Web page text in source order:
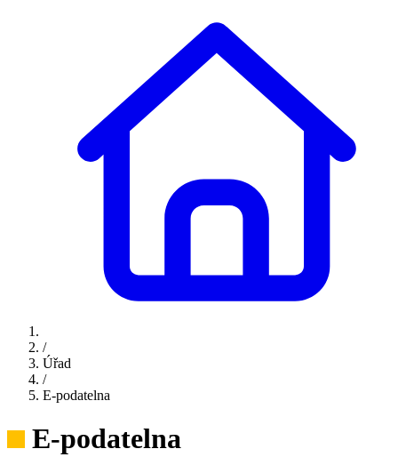
/
Úřad
/
E-podatelna
E-podatelna